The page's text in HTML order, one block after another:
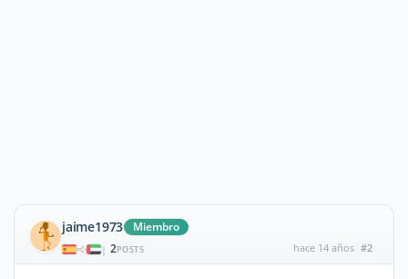
jaime1973 Miembro
| 2POSTS hace 14 años #2